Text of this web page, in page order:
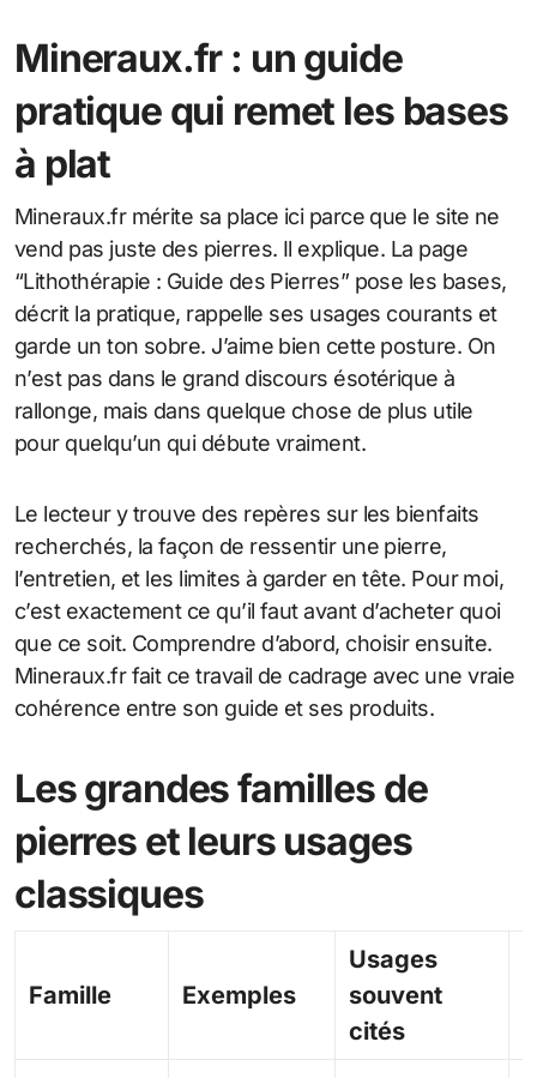
Mineraux.fr : un guide
pratique qui remet les bases
à plat
Mineraux.fr mérite sa place ici parce que le site ne
vend pas juste des pierres. Il explique. La page
“Lithothérapie : Guide des Pierres” pose les bases,
décrit la pratique, rappelle ses usages courants et
garde un ton sobre. J’aime bien cette posture. On
n’est pas dans le grand discours ésotérique à
rallonge, mais dans quelque chose de plus utile
pour quelqu’un qui débute vraiment.
Le lecteur y trouve des repères sur les bienfaits
recherchés, la façon de ressentir une pierre,
l’entretien, et les limites à garder en tête. Pour moi,
c’est exactement ce qu’il faut avant d’acheter quoi
que ce soit. Comprendre d’abord, choisir ensuite.
Mineraux.fr fait ce travail de cadrage avec une vraie
cohérence entre son guide et ses produits.
Les grandes familles de
pierres et leurs usages
classiques
Famille Exemples
Usages
souvent
cités